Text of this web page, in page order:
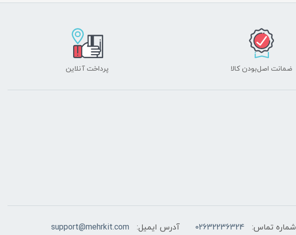
ضمانت اصل‌بودن کالا پرداخت آنلاین
شماره تماس: 02632236324 آدرس ایمیل: support@mehrkit.com